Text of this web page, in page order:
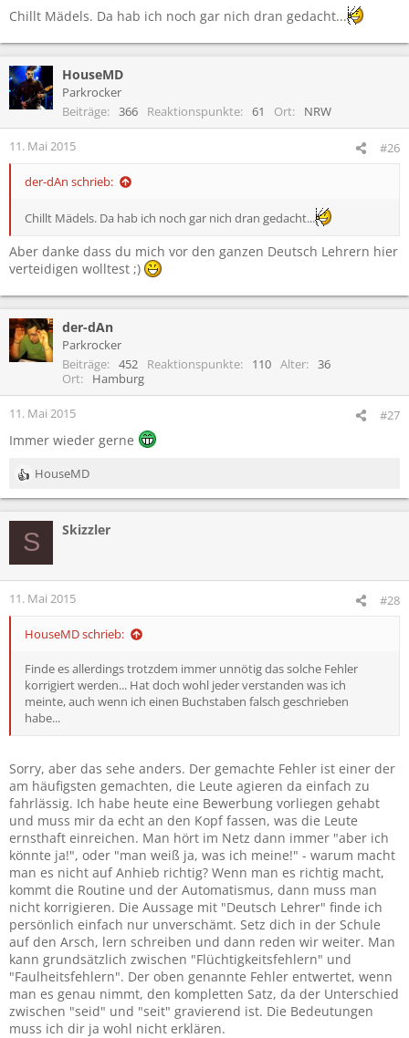
:
Chillt Mädels. Da hab ich noch gar nich dran gedacht...
HouseMD
Parkrocker
Beiträge
366 Reaktionspunkte 61 Ort NRW
11. Mai 2015 #26
der-dAn schrieb:
Chillt Mädels. Da hab ich noch gar nich dran gedacht...
Aber danke dass du mich vor den ganzen Deutsch Lehrern hier
verteidigen wolltest ;)
der-dAn
Parkrocker
Beiträge
452 Reaktionspunkte 110 Alter
36
Ort
Hamburg
11. Mai 2015 #27
Immer wieder gerne
R
e
i
o
n
HouseMD
S Skizzler
11. Mai 2015 #28
HouseMD schrieb:
Finde es allerdings trotzdem immer unnötig das solche Fehler
korrigiert werden... Hat doch wohl jeder verstanden was ich
meinte, auch wenn ich einen Buchstaben falsch geschrieben
habe...
Sorry, aber das sehe anders. Der gemachte Fehler ist einer der
am häufigsten gemachten, die Leute agieren da einfach zu
fahrlässig. Ich habe heute eine Bewerbung vorliegen gehabt
und muss mir da echt an den Kopf fassen, was die Leute
ernsthaft einreichen. Man hört im Netz dann immer "aber ich
könnte ja!", oder "man weiß ja, was ich meine!" - warum macht
man es nicht auf Anhieb richtig? Wenn man es richtig macht,
kommt die Routine und der Automatismus, dann muss man
nicht korrigieren. Die Aussage mit "Deutsch Lehrer" finde ich
persönlich einfach nur unverschämt. Setz dich in der Schule
auf den Arsch, lern schreiben und dann reden wir weiter. Man
kann grundsätzlich zwischen "Flüchtigkeitsfehlern" und
"Faulheitsfehlern". Der oben genannte Fehler entwertet, wenn
man es genau nimmt, den kompletten Satz, da der Unterschied
zwischen "seid" und "seit" gravierend ist. Die Bedeutungen
muss ich dir ja wohl nicht erklären.